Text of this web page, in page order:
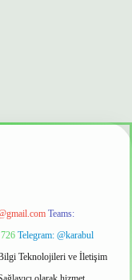
Teams:
Telegram: @karabul
Teknolojileri ve İletişim